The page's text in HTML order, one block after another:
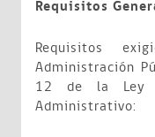
Requisitos
Requisitos
Administración
12 de la Ley
Administrativo: